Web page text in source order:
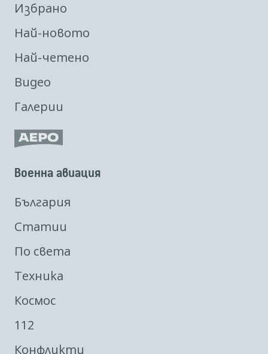
Избрано
Най-новото
Най-четено
Видео
Галерии
Военна авиация
България
Статии
По света
Техника
Космос
112
Конфликти